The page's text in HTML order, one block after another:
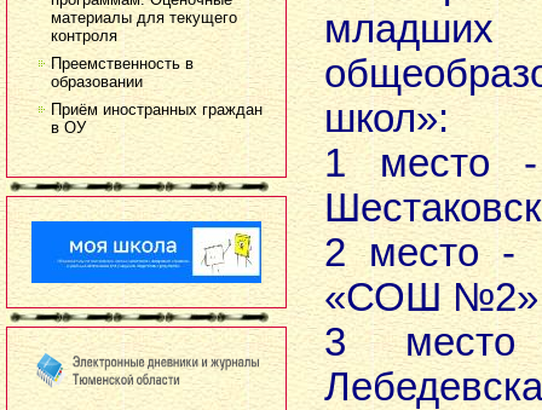
материалы для текущего
контроля
Преемственность в
образовании
Приём иностранных граждан
в ОУ
школ»:
1 место -
2 место -
«СОШ
3